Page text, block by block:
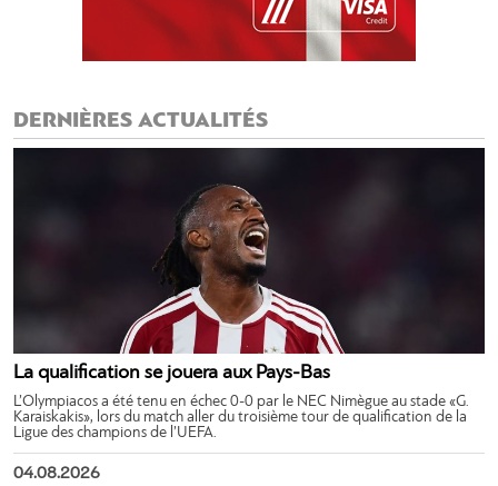
DERNIÈRES ACTUALITÉS
La qualification se jouera aux Pays-Bas
L’Olympiacos a été tenu en échec 0-0 par le NEC Nimègue au stade «G.
Karaiskakis», lors du match aller du troisième tour de qualification de la
Ligue des champions de l’UEFA.
04.08.2026